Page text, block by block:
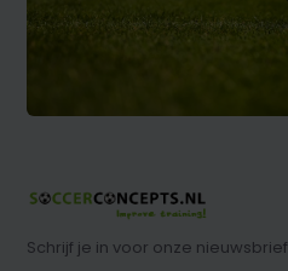
Schrijf je in voor onze nieuwsbrief